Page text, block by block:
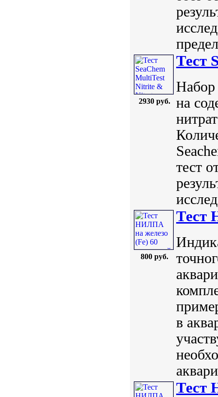
2930 руб.
Тест
Набор
на
тест
800 руб.
Тест
в
Тест